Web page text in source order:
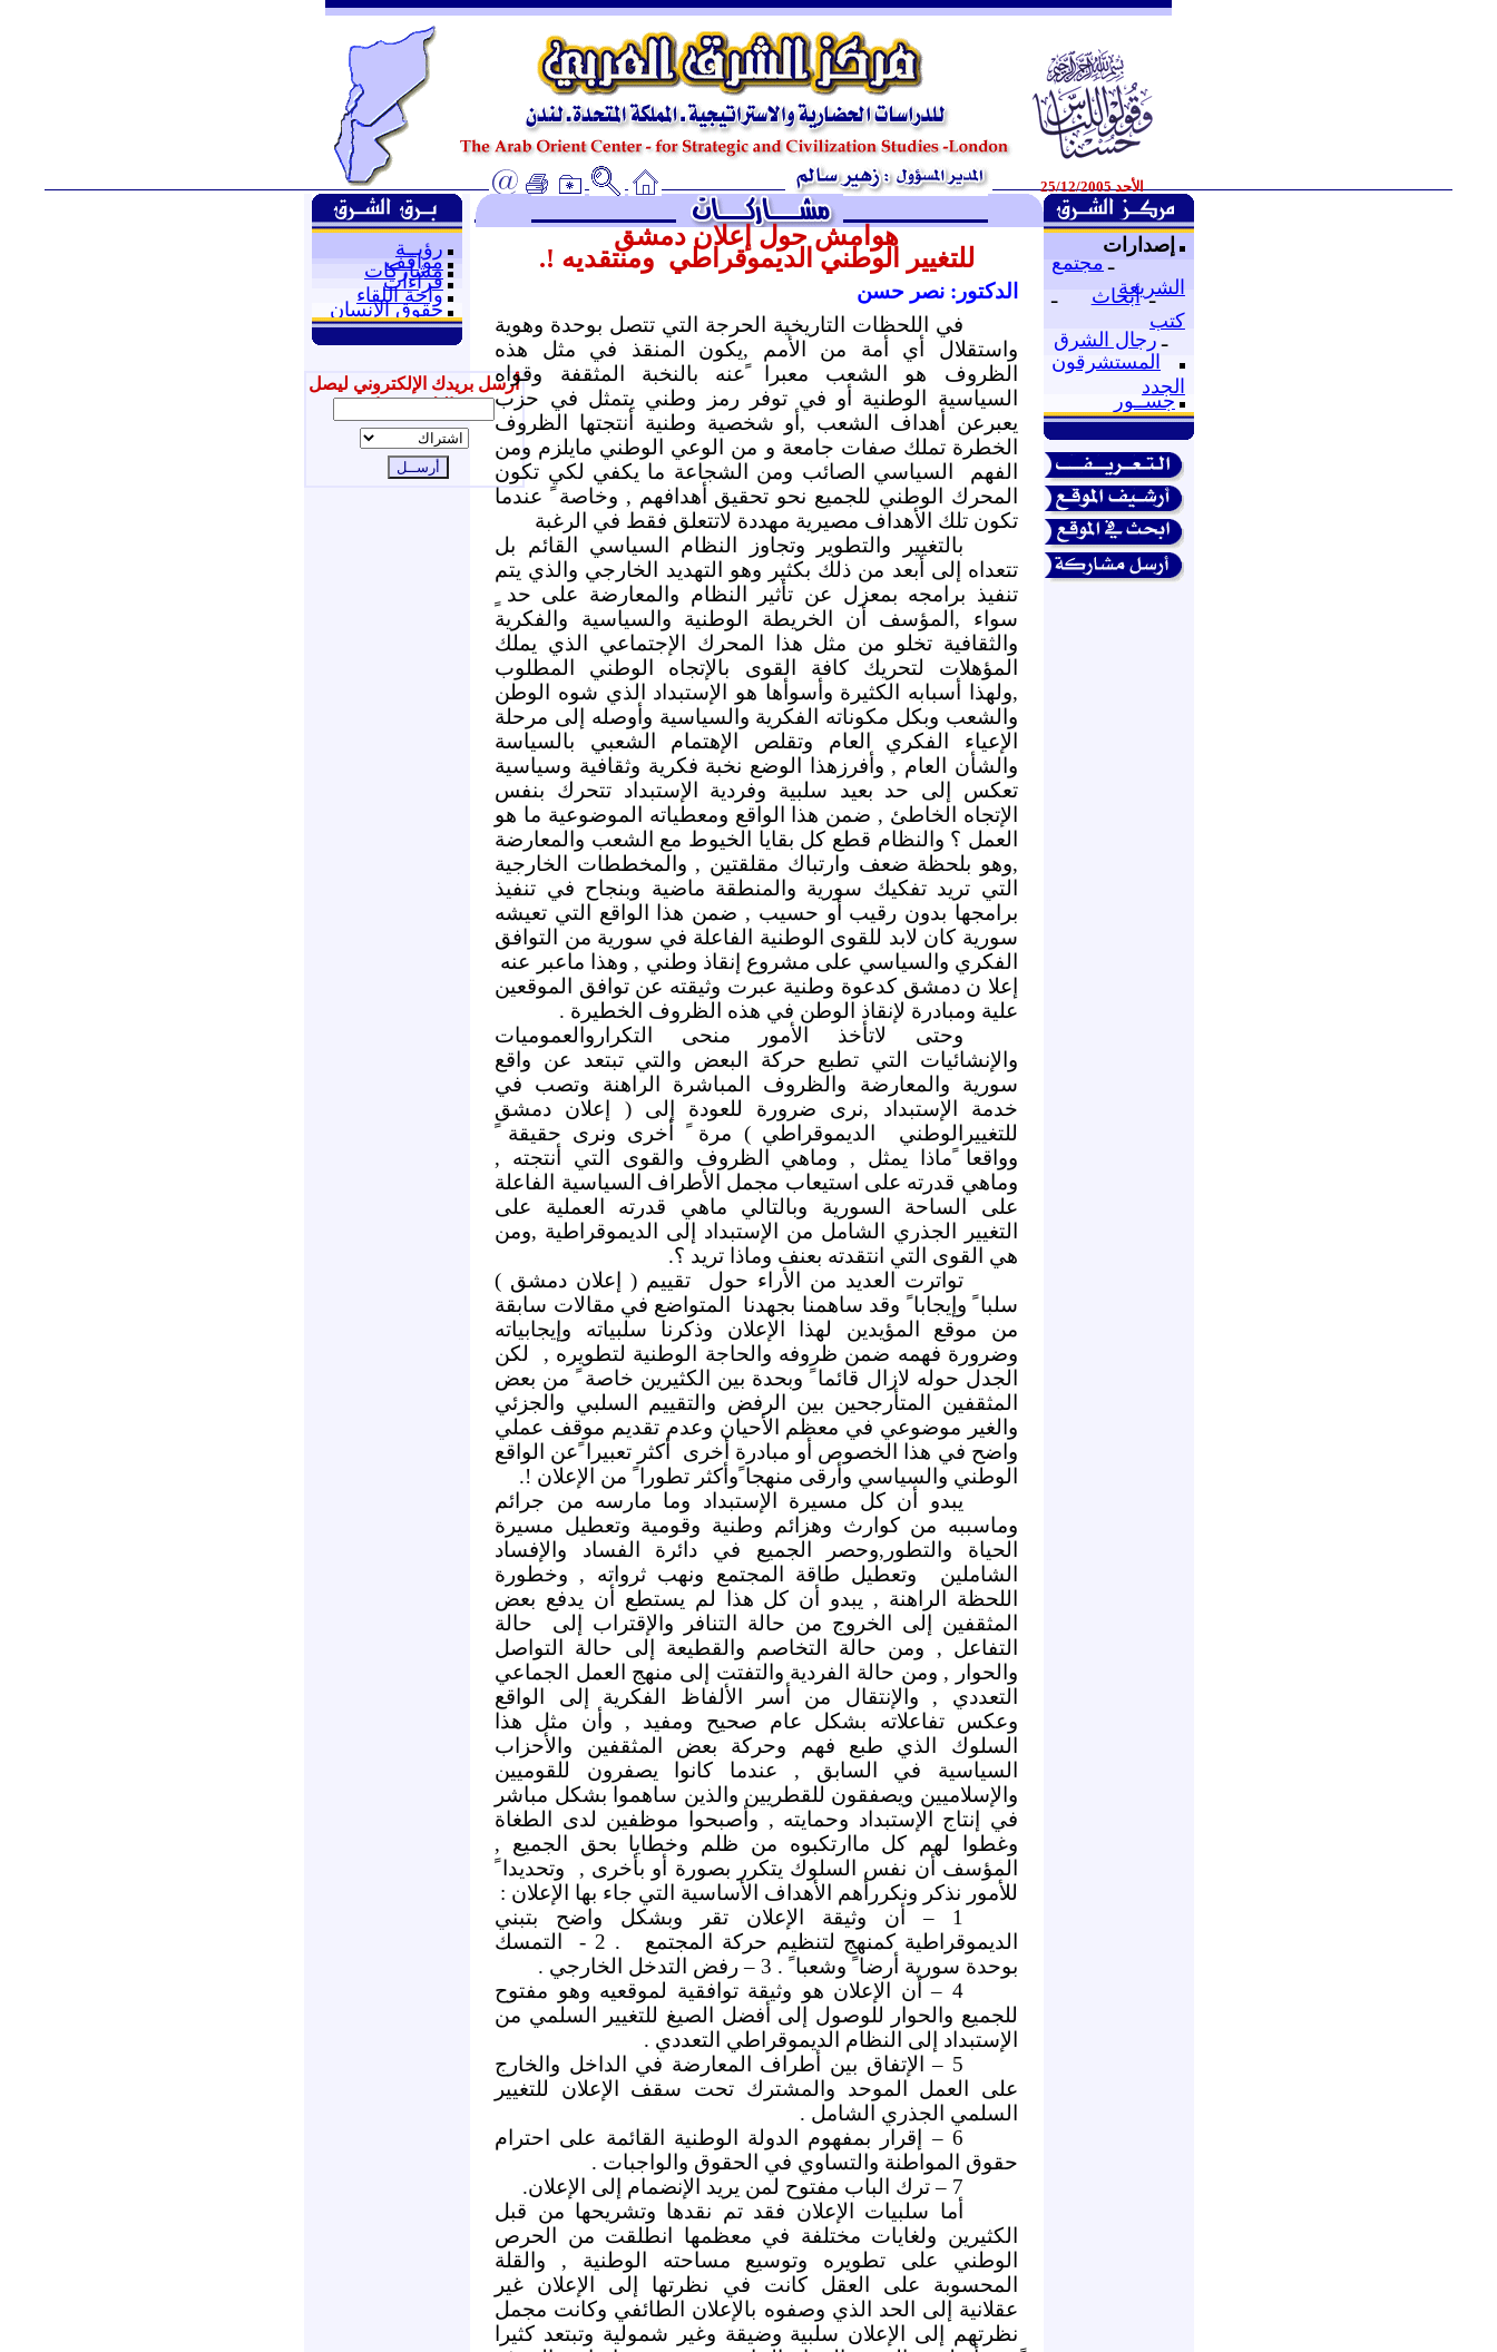
ـ
الأحد 25/12/2005
رؤيــة
مواقف
مشاركات
قراءات
واحة اللقاء
حقوق الإنسان
أرسل بريدك الإلكتروني ليصل
إليك جديدنا
إصدارات
ـ مجتمع
الشريعة
ـ أبحاث
ـ
كتب
ـ رجال الشرق
المستشرقون
الجدد
جســور
هوامش حول إعلان دمشق
للتغيير الوطني الديموقراطي ومنتقديه !.
الدكتور: نصر حسن
في اللحظات التاريخية الحرجة التي تتصل بوحدة وهوية
واستقلال أي أمة من الأمم ,يكون المنقذ في مثل هذه
الظروف هو الشعب معبرا ًعنه بالنخبة المثقفة وقواه
السياسية الوطنية أو في توفر رمز وطني يتمثل في حزب
يعبرعن أهداف الشعب ,أو شخصية وطنية أنتجتها الظروف
الخطرة تملك صفات جامعة و من الوعي الوطني مايلزم ومن
الفهم
السياسي الصائب ومن الشجاعة ما يكفي لكي تكون
المحرك الوطني للجميع نحو تحقيق أهدافهم , وخاصة ً عندما
تكون تلك الأهداف مصيرية مهددة لاتتعلق فقط في الرغبة
بالتغيير والتطوير وتجاوز النظام السياسي القائم بل
تتعداه إلى أبعد من ذلك بكثير وهو التهديد الخارجي والذي يتم
تنفيذ برامجه بمعزل عن تأثير النظام والمعارضة على حد ٍ
سواء ,المؤسف أن الخريطة الوطنية والسياسية والفكرية
والثقافية تخلو من مثل هذا المحرك الإجتماعي الذي يملك
المؤهلات لتحريك كافة القوى بالإتجاه الوطني المطلوب
,ولهذا أسبابه الكثيرة وأسوأها هو الإستبداد الذي شوه الوطن
والشعب وبكل مكوناته الفكرية والسياسية وأوصله إلى مرحلة
الإعياء الفكري العام وتقلص الإهتمام الشعبي بالسياسة
والشأن العام , وأفرزهذا الوضع نخبة فكرية وثقافية وسياسية
تعكس إلى حد بعيد سلبية وفردية الإستبداد تتحرك بنفس
الإتجاه الخاطئ , ضمن هذا الواقع ومعطياته الموضوعية ما هو
العمل ؟ والنظام قطع كل بقايا الخيوط مع الشعب والمعارضة
,وهو بلحظة ضعف وارتباك مقلقتين , والمخططات الخارجية
التي تريد تفكيك سورية والمنطقة ماضية وبنجاح في تنفيذ
برامجها بدون رقيب أو حسيب , ضمن هذا الواقع التي تعيشه
سورية كان لابد للقوى الوطنية الفاعلة في سورية من التوافق
الفكري والسياسي على مشروع إنقاذ وطني , وهذا ماعبر عنه
إعلا ن دمشق كدعوة وطنية عبرت وثيقته عن توافق الموقعين
علية ومبادرة لإنقاذ الوطن في هذه الظروف الخطيرة .
وحتى لاتأخذ الأمور منحى التكراروالعموميات
والإنشائيات التي تطبع حركة البعض والتي تبتعد عن واقع
سورية والمعارضة والظروف المباشرة الراهنة وتصب في
خدمة الإستبداد ,نرى ضرورة للعودة إلى ( إعلان دمشق
للتغييرالوطني
الديموقراطي ) مرة ً أخرى ونرى حقيقة ً
وواقعا ًماذا يمثل , وماهي الظروف والقوى التي أنتجته ,
وماهي قدرته على استيعاب مجمل الأطراف السياسية الفاعلة
على الساحة السورية وبالتالي ماهي قدرته العملية على
التغيير الجذري الشامل من الإستبداد إلى الديموقراطية ,ومن
هي القوى التي انتقدته بعنف وماذا تريد ؟.
تواترت العديد من الأراء حول
تقييم ( إعلان دمشق )
سلبا ً وإيجابا ً وقد ساهمنا بجهدنا
المتواضع في مقالات سابقة
من موقع المؤيدين لهذا الإعلان وذكرنا سلبياته وإيجابياته
وضرورة فهمه ضمن ظروفه والحاجة الوطنية لتطويره ,
لكن
الجدل حوله لازال قائما ً وبحدة بين الكثيرين خاصة ً من بعض
المثقفين المتأرجحين بين الرفض والتقييم السلبي والجزئي
والغير موضوعي في معظم الأحيان وعدم تقديم موقف عملي
واضح في هذا الخصوص أو مبادرة أخرى
أكثر تعبيرا ًعن الواقع
الوطني والسياسي وأرقى منهجا ًوأكثر تطورا ً من الإعلان !.
يبدو أن كل مسيرة الإستبداد وما مارسه من جرائم
وماسببه من كوارث وهزائم وطنية وقومية وتعطيل مسيرة
الحياة والتطور,وحصر الجميع في دائرة الفساد والإفساد
الشاملين
وتعطيل طاقة المجتمع ونهب ثرواته , وخطورة
اللحظة الراهنة , يبدو أن كل هذا لم يستطع أن يدفع بعض
المثقفين إلى الخروج من حالة التنافر والإقتراب إلى
حالة
التفاعل , ومن حالة التخاصم والقطيعة إلى حالة التواصل
والحوار , ومن حالة الفردية والتفتت إلى منهج العمل الجماعي
التعددي , والإنتقال من أسر الألفاظ الفكرية إلى الواقع
وعكس تفاعلاته بشكل عام صحيح ومفيد , وأن مثل هذا
السلوك الذي طبع فهم وحركة بعض المثقفين والأحزاب
السياسية في السابق , عندما كانوا يصفرون للقوميين
والإسلاميين ويصفقون للقطريين والذين ساهموا بشكل مباشر
في إنتاج الإستبداد وحمايته , وأصبحوا موظفين لدى الطغاة
وغطوا لهم كل ماارتكبوه من ظلم وخطايا بحق الجميع ,
المؤسف أن نفس السلوك يتكرر بصورة أو بأخرى ,
وتحديدا ً
للأمور نذكر ونكررأهم الأهداف الأساسية التي جاء بها الإعلان :
1 – أن وثيقة الإعلان تقر وبشكل واضح بتبني
الديموقراطية كمنهج لتنظيم حركة المجتمع
. 2 -
التمسك
بوحدة سورية أرضا ً وشعبا ً . 3 – رفض التدخل الخارجي .
4 – أن الإعلان هو وثيقة توافقية لموقعيه وهو مفتوح
للجميع والحوار للوصول إلى أفضل الصيغ للتغيير السلمي من
الإستبداد إلى النظام الديموقراطي التعددي .
5 – الإتفاق بين أطراف المعارضة في الداخل والخارج
على العمل الموحد والمشترك تحت سقف الإعلان للتغيير
السلمي الجذري الشامل .
6 – إقرار بمفهوم الدولة الوطنية القائمة على احترام
حقوق المواطنة والتساوي في الحقوق والواجبات .
7 – ترك الباب مفتوح لمن يريد الإنضمام إلى الإعلان.
أما سلبيات الإعلان فقد تم نقدها وتشريحها من قبل
الكثيرين ولغايات مختلفة في معظمها انطلقت من الحرص
الوطني على تطويره وتوسيع مساحته الوطنية , والقلة
المحسوبة على العقل كانت في نظرتها إلى الإعلان غير
عقلانية إلى الحد الذي وصفوه بالإعلان الطائفي وكانت مجمل
نظرتهم إلى الإعلان سلبية وضيقة وغير شمولية وتبتعد كثيرا